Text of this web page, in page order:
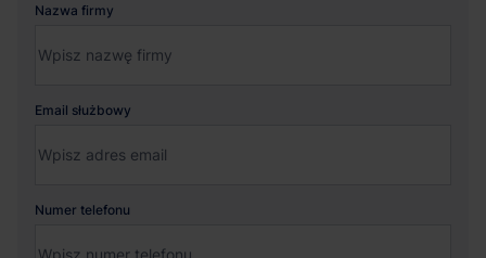
Nazwa firmy
Email służbowy
Numer telefonu